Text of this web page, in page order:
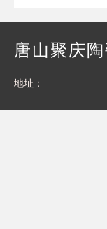
唐山聚庆
地址：